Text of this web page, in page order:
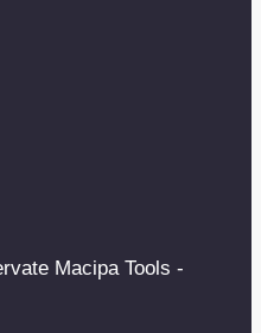
Macipa Tools -